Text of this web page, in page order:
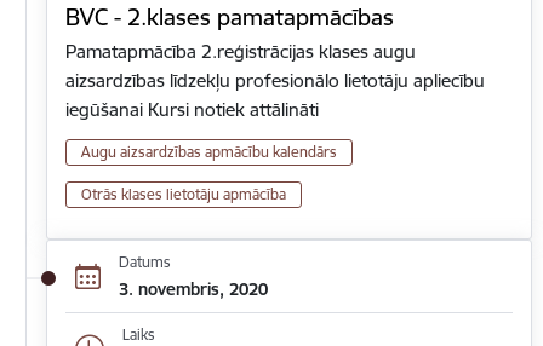
BVC - 2.klases pamatapmācības
Pamatapmācība 2.reģistrācijas klases augu
aizsardzības līdzekļu profesionālo lietotāju apliecību
iegūšanai Kursi notiek attālināti
Augu aizsardzības apmācību kalendārs
Otrās klases lietotāju apmācība
Datums
3. novembris, 2020
Laiks